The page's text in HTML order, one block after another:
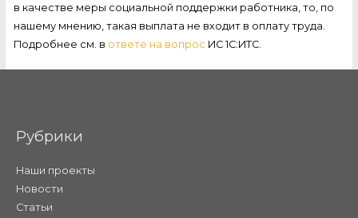
в качестве меры социальной поддержки работника, то, по
нашему мнению, такая выплата не входит в оплату труда.
Подробнее см. в ответе на вопрос ИС 1С:ИТС.
Рубрики
Наши проекты
Новости
Статьи